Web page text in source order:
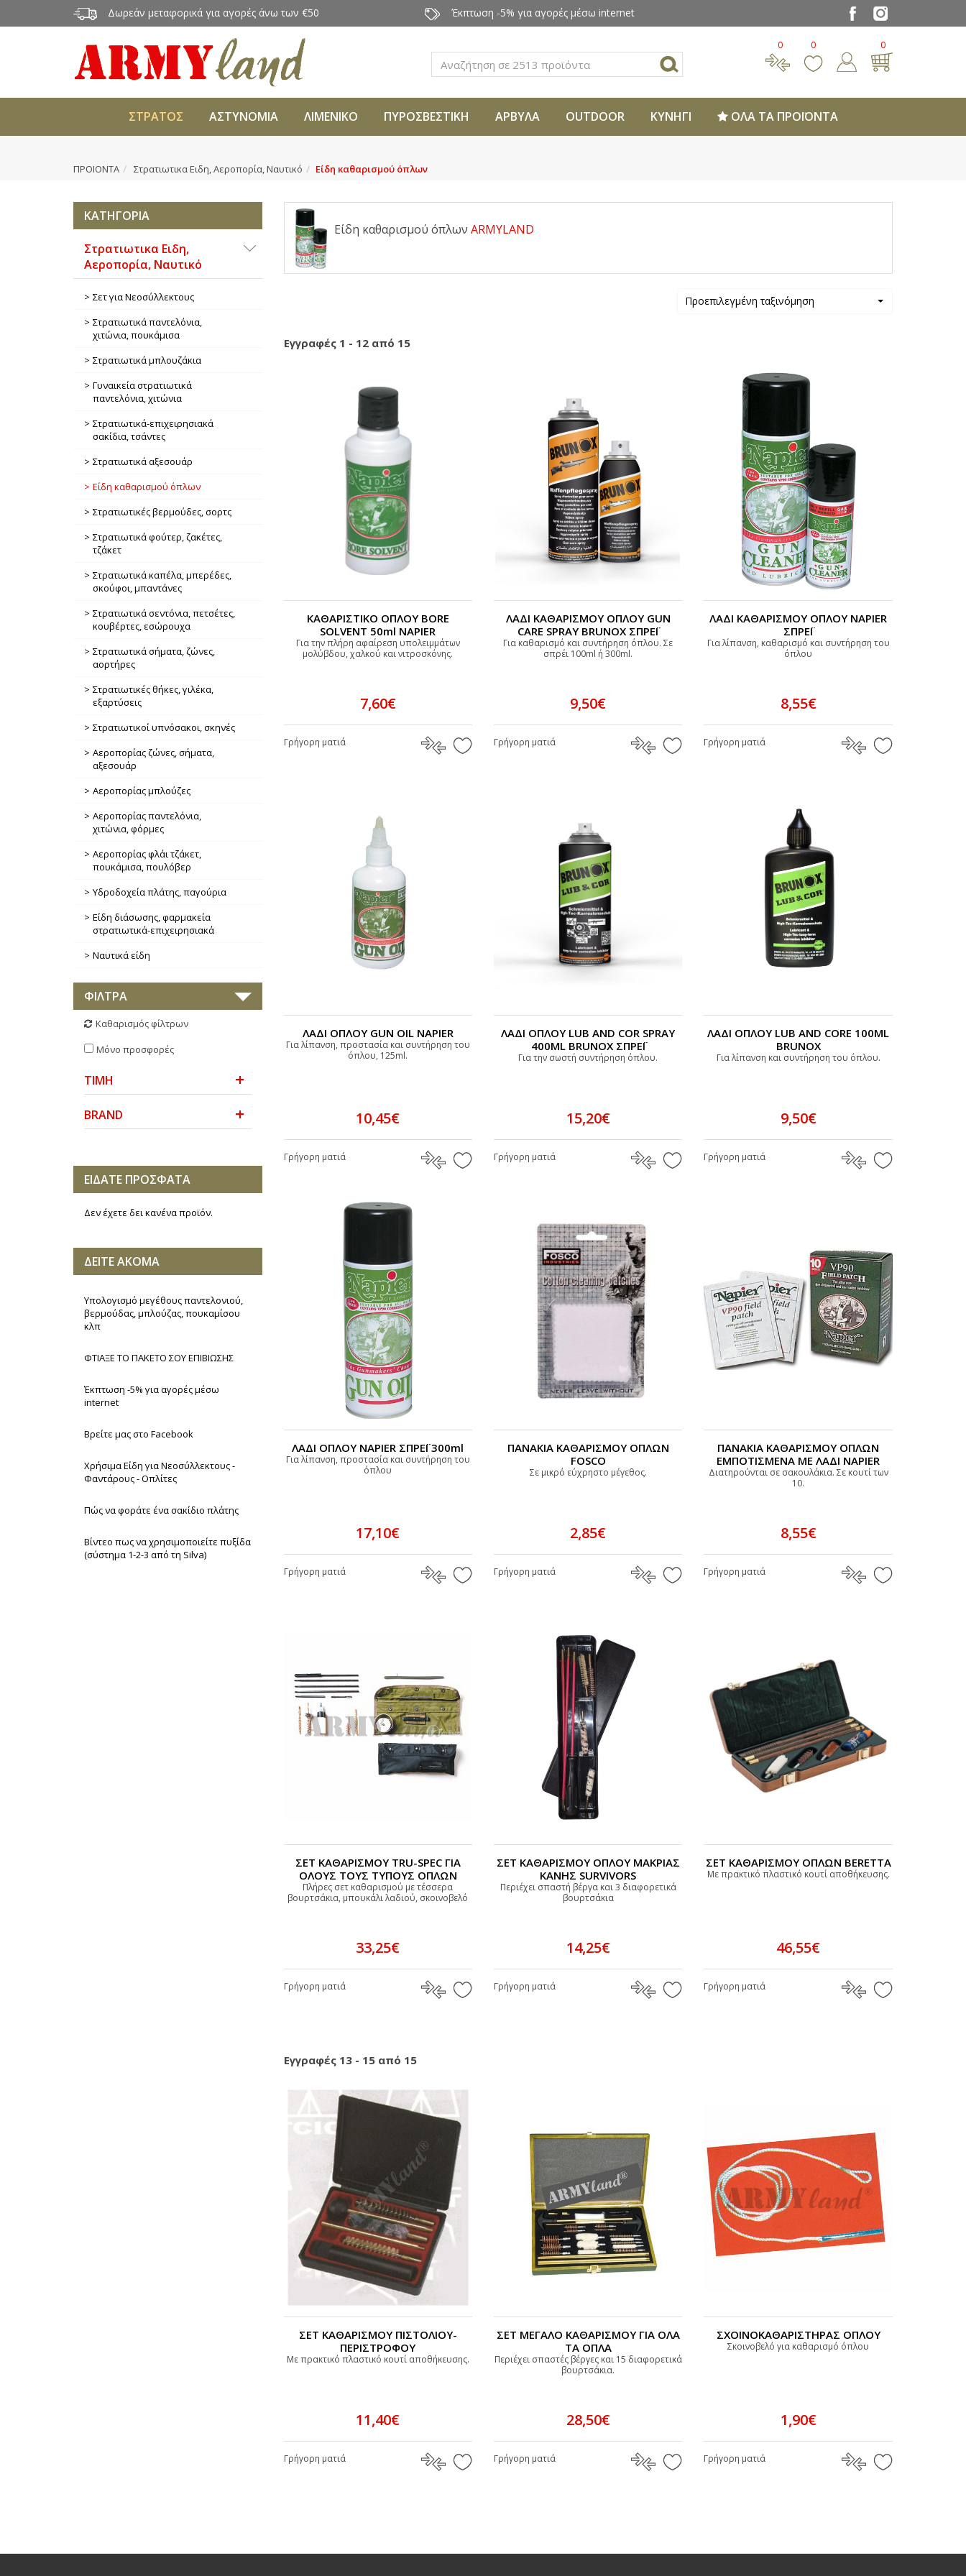
Δωρεάν μεταφορικά για αγορές άνω των €50 Έκπτωση -5% για αγορές μέσω internet
Αναζήτηση
0 0 0
ΣΤΡΑΤΟΣ ΑΣΤΥΝΟΜΙΑ ΛΙΜΕΝΙΚΟ ΠΥΡΟΣΒΕΣΤΙΚΗ ΑΡΒΥΛΑ OUTDOOR ΚΥΝΗΓΙ ΟΛΑ ΤΑ ΠΡΟΪΟΝΤΑ
ΠΡΟΙΟΝΤΑ Στρατιωτικα Ειδη, Αεροπορία, Ναυτικό Είδη καθαρισμού όπλων
ΚΑΤΗΓΟΡΙΑ
Στρατιωτικα Ειδη,
Αεροπορία, Ναυτικό
Σετ για Νεοσύλλεκτους
Στρατιωτικά παντελόνια,
χιτώνια, πουκάμισα
Στρατιωτικά μπλουζάκια
Γυναικεία στρατιωτικά
παντελόνια, χιτώνια
Στρατιωτικά-επιχειρησιακά
σακίδια, τσάντες
Στρατιωτικά αξεσουάρ
Είδη καθαρισμού όπλων
Στρατιωτικές βερμούδες, σορτς
Στρατιωτικά φούτερ, ζακέτες,
τζάκετ
Στρατιωτικά καπέλα, μπερέδες,
σκούφοι, μπαντάνες
Στρατιωτικά σεντόνια, πετσέτες,
κουβέρτες, εσώρουχα
Στρατιωτικά σήματα, ζώνες,
αορτήρες
Στρατιωτικές θήκες, γιλέκα,
εξαρτύσεις
Στρατιωτικοί υπνόσακοι, σκηνές
Αεροπορίας ζώνες, σήματα,
αξεσουάρ
Αεροπορίας μπλούζες
Αεροπορίας παντελόνια,
χιτώνια, φόρμες
Αεροπορίας φλάι τζάκετ,
πουκάμισα, πουλόβερ
Υδροδοχεία πλάτης, παγούρια
Είδη διάσωσης, φαρμακεία
στρατιωτικά-επιχειρησιακά
Ναυτικά είδη
ΦΙΛΤΡΑ
Καθαρισμός φίλτρων
Μόνο προσφορές
ΤΙΜΗ
BRAND
ΕΙΔΑΤΕ ΠΡΟΣΦΑΤΑ
Δεν έχετε δει κανένα προϊόν.
ΔΕΙΤΕ ΑΚΟΜΑ
Υπολογισμό μεγέθους παντελονιού,
βερμούδας, μπλούζας, πουκαμίσου
κλπ
ΦΤΙΑΞΕ ΤΟ ΠΑΚΕΤΟ ΣΟΥ ΕΠΙΒΙΩΣΗΣ
Έκπτωση -5% για αγορές μέσω
internet
Βρείτε μας στο Facebook
Χρήσιμα Είδη για Νεοσύλλεκτους -
Φαντάρους - Οπλίτες
Πώς να φοράτε ένα σακίδιο πλάτης
Βίντεο πως να χρησιμοποιείτε πυξίδα
(σύστημα 1-2-3 από τη Silva)
Είδη καθαρισμού όπλωνARMYLAND
Προεπιλεγμένη ταξινόμηση
Εγγραφές 1 - 12 από 15
ΚΑΘΑΡΙΣΤΙΚΟ ΟΠΛΟΥ BORE
SOLVENT 50ml NAPIER
Για την πλήρη αφαίρεση υπολειμμάτων
μολύβδου, χαλκού και νιτροσκόνης.
7,60€
Γρήγορη ματιά
ΛΑΔΙ ΚΑΘΑΡΙΣΜΟΥ ΟΠΛΟΥ GUN
CARE SPRAY BRUNOX ΣΠΡΕΪ
Για καθαρισμό και συντήρηση όπλου. Σε
σπρέι 100ml ή 300ml.
9,50€
Γρήγορη ματιά
ΛΑΔΙ ΚΑΘΑΡΙΣΜΟΥ ΟΠΛΟΥ NAPIER
ΣΠΡΕΪ
Για λίπανση, καθαρισμό και συντήρηση του
όπλου
8,55€
Γρήγορη ματιά
ΛΑΔΙ ΟΠΛΟΥ GUN OIL NAPIER
Για λίπανση, προστασία και συντήρηση του
όπλου, 125ml.
10,45€
Γρήγορη ματιά
ΛΑΔΙ ΟΠΛΟΥ LUB AND COR SPRAY
400ML BRUNOX ΣΠΡΕΪ
Για την σωστή συντήρηση όπλου.
15,20€
Γρήγορη ματιά
ΛΑΔΙ ΟΠΛΟΥ LUB AND CORE 100ML
BRUNOX
Για λίπανση και συντήρηση του όπλου.
9,50€
Γρήγορη ματιά
ΛΑΔΙ ΟΠΛΟΥ NAPIER ΣΠΡΕΪ 300ml
Για λίπανση, προστασία και συντήρηση του
όπλου
17,10€
Γρήγορη ματιά
ΠΑΝΑΚΙΑ ΚΑΘΑΡΙΣΜΟΥ ΟΠΛΩΝ
FOSCO
Σε μικρό εύχρηστο μέγεθος.
2,85€
Γρήγορη ματιά
ΠΑΝΑΚΙΑ ΚΑΘΑΡΙΣΜΟΥ ΟΠΛΩΝ
ΕΜΠΟΤΙΣΜΕΝΑ ΜΕ ΛΑΔΙ NAPIER
Διατηρούνται σε σακουλάκια. Σε κουτί των
10.
8,55€
Γρήγορη ματιά
ΣΕΤ ΚΑΘΑΡΙΣΜΟΥ TRU-SPEC ΓΙΑ
ΟΛΟΥΣ ΤΟΥΣ ΤΥΠΟΥΣ ΟΠΛΩΝ
Πλήρες σετ καθαρισμού με τέσσερα
βουρτσάκια, μπουκάλι λαδιού, σκοινοβελό
33,25€
Γρήγορη ματιά
ΣΕΤ ΚΑΘΑΡΙΣΜΟΥ ΟΠΛΟΥ ΜΑΚΡΙΑΣ
ΚΑΝΗΣ SURVIVORS
Περιέχει σπαστή βέργα και 3 διαφορετικά
βουρτσάκια
14,25€
Γρήγορη ματιά
ΣΕΤ ΚΑΘΑΡΙΣΜΟΥ ΟΠΛΩΝ BERETTA
Με πρακτικό πλαστικό κουτί αποθήκευσης.
46,55€
Γρήγορη ματιά
Εγγραφές 13 - 15 από 15
ΣΕΤ ΚΑΘΑΡΙΣΜΟΥ ΠΙΣΤΟΛΙΟΥ-
ΠΕΡΙΣΤΡΟΦΟΥ
Με πρακτικό πλαστικό κουτί αποθήκευσης.
11,40€
Γρήγορη ματιά
ΣΕΤ ΜΕΓΑΛΟ ΚΑΘΑΡΙΣΜΟΥ ΓΙΑ ΟΛΑ
ΤΑ ΟΠΛΑ
Περιέχει σπαστές βέργες και 15 διαφορετικά
βουρτσάκια.
28,50€
Γρήγορη ματιά
ΣΧΟΙΝΟΚΑΘΑΡΙΣΤΗΡΑΣ ΟΠΛΟΥ
Σκοινοβελό για καθαρισμό όπλου
1,90€
Γρήγορη ματιά